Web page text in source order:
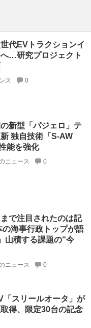
代EVトラクションイ
…研究プロジェクト
ス 0
新型「パジェロ」テ
独自技術「S-AW
能を強化
ニュース 0
で注目されたのは記
海事行政トップが語
山積する課題の“今
ニュース 0
「スリールオータ」が
得、限定30台の記念